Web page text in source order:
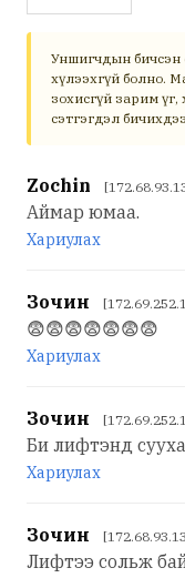
Уншигчдын бичсэн
хүлээхгүй болно.
зохисгүй зарим үг,
сэтгэгдэл
Zochin
Аймар юмаа.
Хариулах
Зочин
😨😨😨😨😨😨😨
Хариулах
Зочин
Би лифтэнд
Хариулах
Зочин
Лифтээ сольж